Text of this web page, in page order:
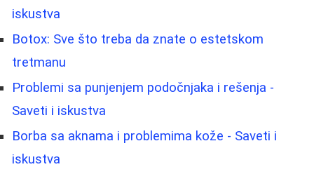
iskustva
Botox: Sve što treba da znate o estetskom
tretmanu
Problemi sa punjenjem podočnjaka i rešenja -
Saveti i iskustva
Borbа sa aknama i problemima kože - Saveti i
iskustva